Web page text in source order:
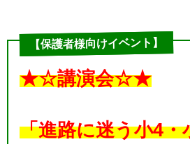
【保護者様向けイベント】
★☆講演会☆★
「進路に迷う小4・